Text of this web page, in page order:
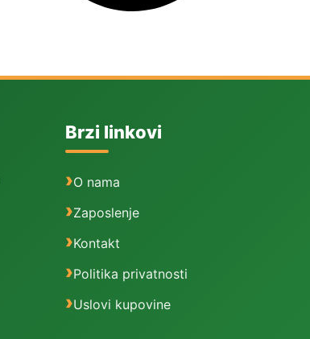
Brzi linkovi
O nama
Zaposlenje
Kontakt
Politika privatnosti
Uslovi kupovine